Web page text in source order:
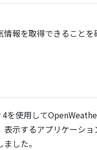
情報を取得できることを
を使用して
表示するアプリケーショ
した。